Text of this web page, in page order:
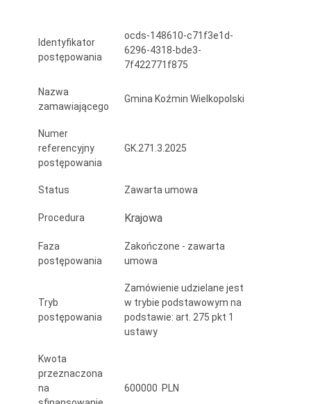
etap
Identyfikator
postępowania
ocds-148610-c71f3e1d-
6296-4318-bde3-
7f422771f875
Nazwa
zamawiającego
Gmina Koźmin Wielkopolski
Numer
referencyjny
postępowania
GK.271.3.2025
Status Zawarta umowa
Procedura Krajowa
Faza
postępowania
Zakończone - zawarta
umowa
Tryb
postępowania
Zamówienie udzielane jest
w trybie podstawowym na
podstawie: art. 275 pkt 1
ustawy
Kwota
przeznaczona
na
600000 PLN